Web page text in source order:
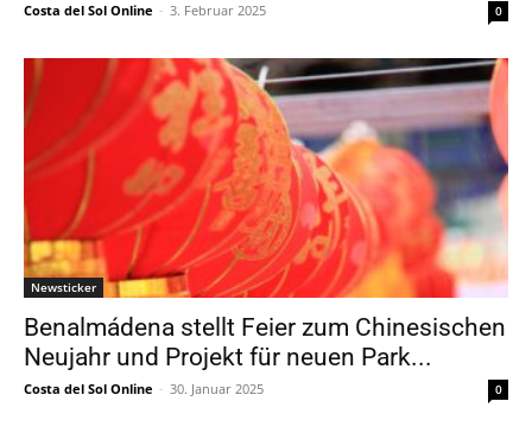
Costa del Sol Online - 3. Februar 2025 0
Newsticker
Benalmádena stellt Feier zum Chinesischen
Neujahr und Projekt für neuen Park...
Costa del Sol Online - 30. Januar 2025 0